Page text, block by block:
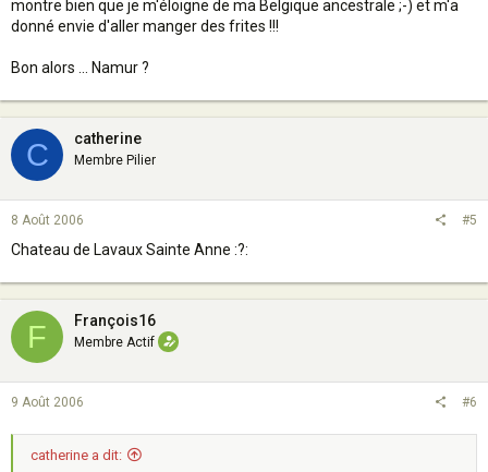
montre bien que je m'éloigne de ma Belgique ancestrale ;-) et m'a
donné envie d'aller manger des frites !!!
Bon alors ... Namur ?
C catherine
Membre Pilier
8 Août 2006 #5
Chateau de Lavaux Sainte Anne :?:
F François16
Membre Actif
9 Août 2006 #6
catherine a dit: